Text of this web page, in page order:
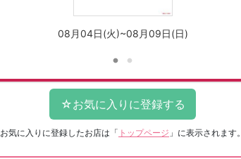
08月04日(火)~08月09日(日)
お気に入りに登録したお店は 「 トップページ 」に表示されます。